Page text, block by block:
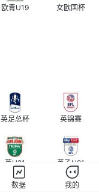
欧青U19 女欧国杯
英足总杯 英锦赛
英U21 英乙U21
数据 我的